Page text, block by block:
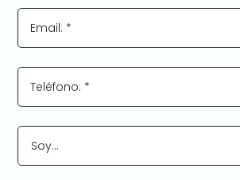
Email: *
Teléfono: *
Soy…